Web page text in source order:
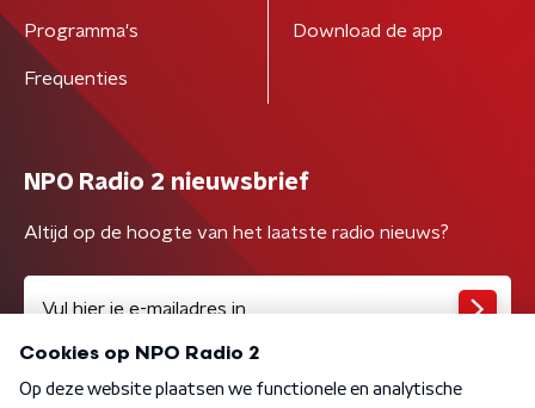
Programma's
Frequenties
Download de app
NPO Radio 2 nieuwsbrief
Altijd op de hoogte van het laatste radio nieuws?